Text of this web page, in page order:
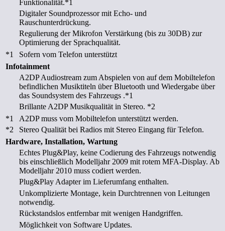
Funktionalität.*1
Digitaler Soundprozessor mit Echo- und
Rauschunterdrückung.
Regulierung der Mikrofon Verstärkung (bis zu 30DB) zur
Optimierung der Sprachqualität.
*1
Sofern vom Telefon unterstützt
Infotainment
A2DP Audiostream zum Abspielen von auf dem Mobiltelefon
befindlichen Musiktiteln über Bluetooth und Wiedergabe über
das Soundsystem des Fahrzeugs .*1
Brillante A2DP Musikqualität in Stereo. *2
*1
A2DP muss vom Mobiltelefon unterstützt werden.
*2
Stereo Qualität bei Radios mit Stereo Eingang für Telefon.
Hardware, Installation, Wartung
Echtes Plug&Play, keine Codierung des Fahrzeugs notwendig
bis einschließlich Modelljahr 2009 mit rotem MFA-Display. Ab
Modelljahr 2010 muss codiert werden.
Plug&Play Adapter im Lieferumfang enthalten.
Unkomplizierte Montage, kein Durchtrennen von Leitungen
notwendig.
Rückstandslos entfernbar mit wenigen Handgriffen.
Möglichkeit von Software Updates.